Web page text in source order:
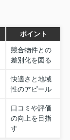
ポイント
競合物件との
差別化を図る
快適さと地域
性のアピール
口コミや評価
の向上を目指
す